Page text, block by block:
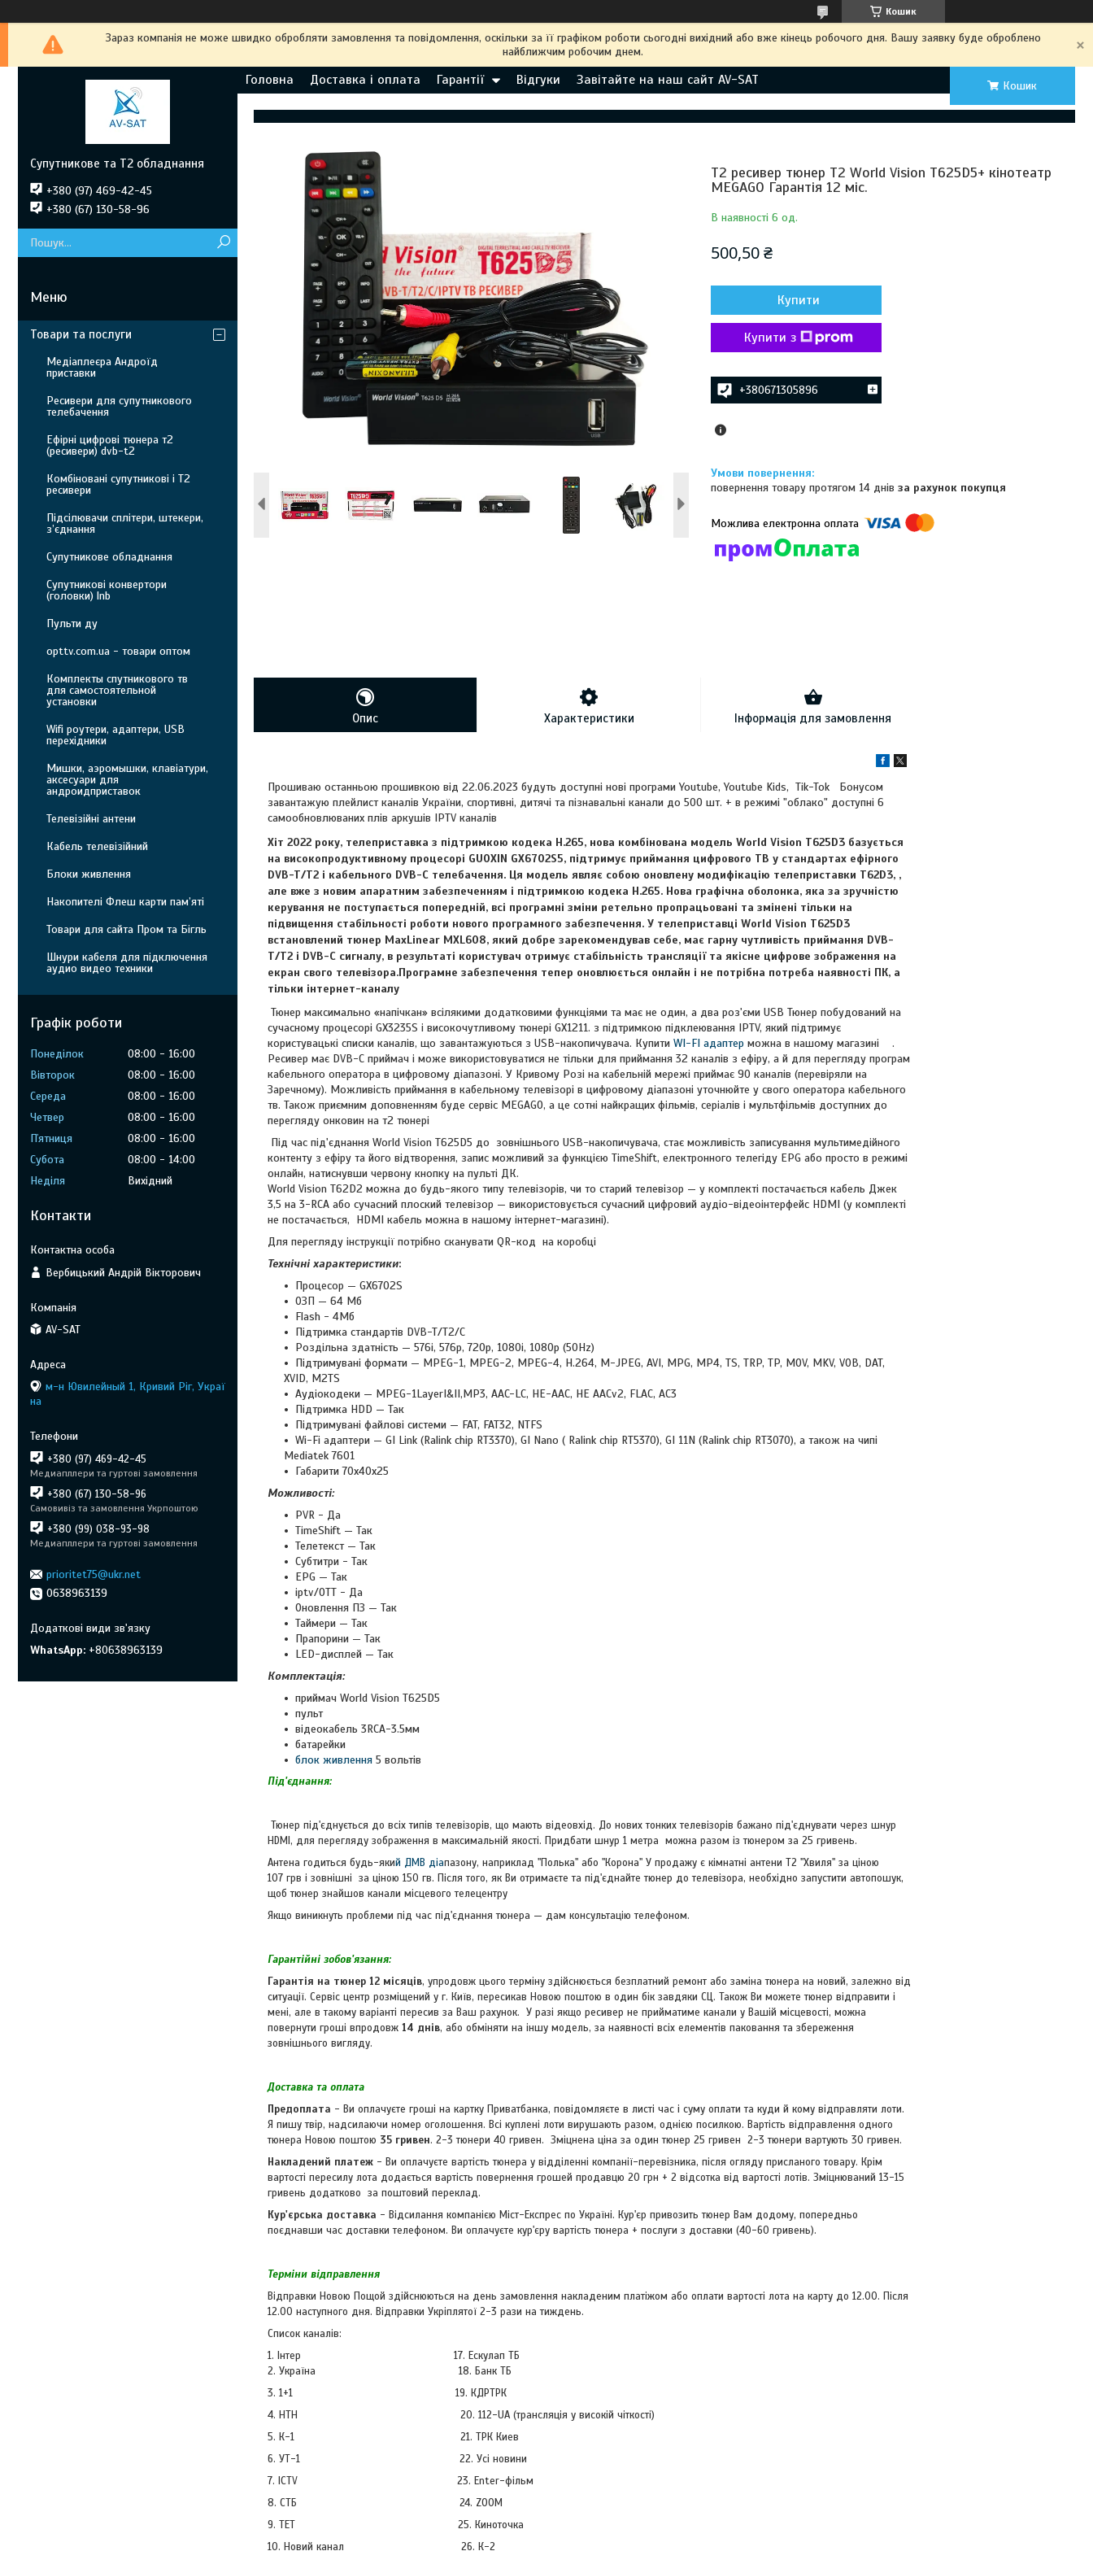
Кошик
Зараз компанія не може швидко обробляти замовлення та повідомлення, оскільки за її графіком роботи сьогодні вихідний або вже кінець робочого дня. Вашу заявку буде оброблено
найближчим робочим днем.
Головна Доставка і оплата Гарантії Відгуки Завітайте на наш сайт AV-SAT Кошик
Т2 ресивер тюнер T2 World Vision T625D5+ кінотеатр
MEGAGO Гарантія 12 міс.
В наявності 6 од.
500,50 ₴
Купити
Купити з
+380671305896
повернення товару протягом 14 днівза рахунок покупця
Опис Характеристики Інформація для замовлення
Прошиваю останньою прошивкою від 22.06.2023 будуть доступні нові програми Youtube, Youtube Kids, Tik-Tok Бонусом
завантажую плейлист каналів України, спортивні, дитячі та пізнавальні канали до 500 шт. + в режимі "облако" доступні 6
самообновлюваних плів аркушів IPTV каналів
Хіт 2022 року, телеприставка з підтримкою кодека H.265, нова комбінована модель World Vision T625D3 базується
на високопродуктивному процесорі GUOXIN GX6702S5, підтримує приймання цифрового ТВ у стандартах ефірного
DVB-T/T2 і кабельного DVB-C телебачення. Ця модель являє собою оновлену модифікацію телеприставки T62D3, ,
але вже з новим апаратним забезпеченням і підтримкою кодека H.265. Нова графічна оболонка, яка за зручністю
керування не поступається попередній, всі програмні зміни ретельно пропрацьовані та змінені тільки на
підвищення стабільності роботи нового програмного забезпечення. У телеприставці World Vision T625D3
встановлений тюнер MaxLinear MXL608, який добре зарекомендував себе, має гарну чутливість приймання DVB-
T/T2 і DVB-C сигналу, в результаті користувач отримує стабільність трансляції та якісне цифрове зображення на
екран свого телевізора.Програмне забезпечення тепер оновлюється онлайн і не потрібна потреба наявності ПК, а
тільки інтернет-каналу
Тюнер максимально «напічкан» всілякими додатковими функціями та має не один, а два роз'єми USB Тюнер побудований на
сучасному процесорі GX3235S і високочутливому тюнері GX1211. з підтримкою підклеювання IPTV, який підтримує
користувацькі списки каналів, що завантажуються з USB-накопичувача. Купити WI-FI адаптер можна в нашому магазині .
Ресивер має DVB-C приймач і може використовуватися не тільки для приймання 32 каналів з ефіру, а й для перегляду програм
кабельного оператора в цифровому діапазоні. У Кривому Розі на кабельній мережі приймає 90 каналів (перевіряли на
Заречному). Можливість приймання в кабельному телевізорі в цифровому діапазоні уточнюйте у свого оператора кабельного
тв. Також приємним доповненням буде сервіс MEGAGO, а це сотні найкращих фільмів, серіалів і мультфільмів доступних до
перегляду онковин на т2 тюнері
Під час під'єднання World Vision T625D5 до зовнішнього USB-накопичувача, стає можливість записування мультимедійного
контенту з ефіру та його відтворення, запис можливий за функцією TimeShift, електронного телегіду EPG або просто в режимі
онлайн, натиснувши червону кнопку на пульті ДК.
World Vision T62D2 можна до будь-якого типу телевізорів, чи то старий телевізор — у комплекті постачається кабель Джек
3,5 на 3-RCA або сучасний плоский телевізор — використовується сучасний цифровий аудіо-відеоінтерфейс HDMI (у комплекті
не постачається, HDMI кабель можна в нашому інтернет-магазині).
Для перегляду інструкції потрібно сканувати QR-код на коробці
Технічні характеристики:
Процесор — GX6702S
ОЗП — 64 Мб
Flash - 4Мб
Підтримка стандартів DVB-T/T2/C
Роздільна здатність — 576i, 576p, 720p, 1080i, 1080p (50Hz)
Підтримувані формати — MPEG-1, MPEG-2, MPEG-4, H.264, M-JPEG, AVI, MPG, MP4, TS, TRP, TP, MOV, MKV, VOB, DAT,
XVID, M2TS
Аудіокодеки — MPEG-1LayerI&II,MP3, AAC-LC, HE-AAC, HE AACv2, FLAC, AC3
Підтримка HDD — Так
Підтримувані файлові системи — FAT, FAT32, NTFS
Wi-Fi адаптери — GI Link (Ralink chip RT3370), GI Nano ( Ralink chip RT5370), GI 11N (Ralink chip RT3070), а також на чипі
Mediatek 7601
Габарити 70x40x25
Можливості:
PVR - Да
TimeShift — Так
Телетекст — Так
Субтитри - Так
EPG — Так
iptv/OTT - Да
Оновлення ПЗ — Так
Таймери — Так
Прапорини — Так
LED-дисплей — Так
Комплектація:
приймач World Vision T625D5
пульт
відеокабель 3RCA-3.5мм
батарейки
блок живлення 5 вольтів
Під'єднання:
Тюнер під'єднується до всіх типів телевізорів, що мають відеовхід. До нових тонких телевізорів бажано під'єднувати через шнур
HDMI, для перегляду зображення в максимальній якості. Придбати шнур 1 метра можна разом із тюнером за 25 гривень.
Антена годиться будь-який ДМВ діапазону, наприклад "Полька" або "Корона" У продажу є кімнатні антени Т2 "Хвиля" за ціною
107 грв і зовнішні за ціною 150 гв. Після того, як Ви отримаєте та під'єднайте тюнер до телевізора, необхідно запустити автопошук,
щоб тюнер знайшов канали місцевого телецентру
Якщо виникнуть проблеми під час під'єднання тюнера — дам консультацію телефоном.
Гарантійні зобов'язання:
Гарантія на тюнер 12 місяців, упродовж цього терміну здійснюється безплатний ремонт або заміна тюнера на новий, залежно від
ситуації. Сервіс центр розміщений у г. Київ, пересикав Новою поштою в один бік завдяки СЦ. Також Ви можете тюнер відправити і
мені, але в такому варіанті пересив за Ваш рахунок. У разі якщо ресивер не прийматиме канали у Вашій місцевості, можна
повернути гроші впродовж 14 днів, або обміняти на іншу модель, за наявності всіх елементів паковання та збереження
зовнішнього вигляду.
Доставка та оплата
Предоплата - Ви оплачуєте гроші на картку Приватбанка, повідомляєте в листі час і суму оплати та куди й кому відправляти лоти.
Я пишу твір, надсилаючи номер оголошення. Всі куплені лоти вирушають разом, однією посилкою. Вартість відправлення одного
тюнера Новою поштою 35 гривен. 2-3 тюнери 40 гривен. Зміцнена ціна за один тюнер 25 гривен 2-3 тюнери вартують 30 гривен.
Накладений платеж - Ви оплачуєте вартість тюнера у відділенні компанії-перевізника, після огляду присланого товару. Крім
вартості пересилу лота додається вартість повернення грошей продавцю 20 грн + 2 відсотка від вартості лотів. Зміцнюваний 13-15
гривень додатково за поштовий переклад.
Кур'єрська доставка - Відсилання компанією Міст-Експрес по Україні. Кур'єр привозить тюнер Вам додому, попередньо
поєднавши час доставки телефоном. Ви оплачуєте кур'єру вартість тюнера + послуги з доставки (40-60 гривень).
Терміни відправлення
Відправки Новою Пощой здійснюються на день замовлення накладеним платіжом або оплати вартості лота на карту до 12.00. Після
12.00 наступного дня. Відправки Укріплятої 2-3 рази на тиждень.
Список каналів:
1. Інтер 17. Ескулап ТБ
2. Україна 18. Банк ТБ
3. 1+1 19. КДРТРК
4. НТН 20. 112-UA (трансляція у високій чіткості)
5. К-1 21. ТРК Киев
6. УТ-1 22. Усі новини
7. ICTV 23. Enter-фільм
8. СТБ 24. ZOOM
9. ТЕТ 25. Киноточка
10. Новий канал 26. К-2
Супутникове та Т2 обладнання
+380 (97) 469-42-45
+380 (67) 130-58-96
Товари та послуги
Медіаплеєра Андроїд
приставки
Ресивери для супутникового
телебачення
Ефірні цифрові тюнера т2
(ресивери) dvb-t2
Комбіновані супутникові і Т2
ресивери
Підсілювачи сплітери, штекери,
з’єднання
Супутникове обладнання
Супутникові конвертори
(головки) lnb
Пульти ду
opttv.com.ua - товари оптом
Комплекты спутникового тв
для самостоятельной
установки
Wifi роутери, адаптери, USB
перехідники
Мишки, аэромышки, клавіатури,
аксесуари для
андроидприставок
Телевізійні антени
Кабель телевізійний
Блоки живлення
Накопителі Флеш карти пам’яті
Товари для сайта Пром та Бігль
Шнури кабеля для підключення
аудио видео техники
Графік роботи
Понеділок 08:00
16:00
Вівторок
08:00
16:00
Середа
08:00
16:00
Четвер
08:00
16:00
Пʼятниця
08:00
16:00
Субота
08:00
14:00
Неділя
Вихідний
Контакти
Вербицький Андрій Вікторович
AV-SAT
м-н Ювилейный 1, Кривий Ріг, Украї
на
+380 (97) 469-42-45
Медиапллери та гуртові замовлення
+380 (67) 130-58-96
Самовивіз та замовлення Укрпоштою
+380 (99) 038-93-98
Медиапллери та гуртові замовлення
prioritet75@ukr.net
0638963139
WhatsApp +80638963139